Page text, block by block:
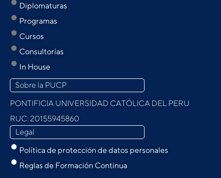
Diplomaturas
Programas
Cursos
Consultorías
In House
Sobre la PUCP
PONTIFICIA UNIVERSIDAD CATÓLICA DEL PERU
RUC: 20155945860
Legal
Política de protección de datos personales
Reglas de Formación Continua